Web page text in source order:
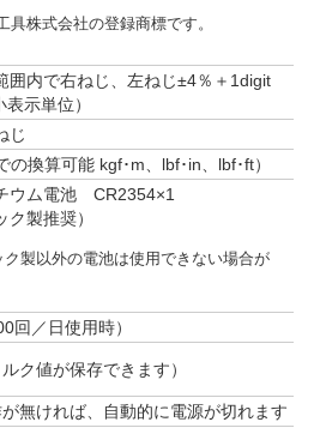
株式会社の登録商標です。
囲内で右ねじ、左ねじ±4％＋1digit
表示単位）
じ
の換算可能 kgf･m、lbf･in、lbf･ft）
ウム電池 CR2354×1
ク製推奨）
製以外の電池は使用できない場合が
回／日使用時）
ク値が保存できます）
無ければ、自動的に電源が切れます